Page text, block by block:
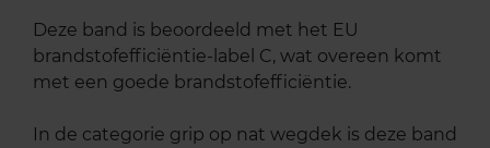
Deze band is beoordeeld met het EU
brandstofefficiëntie-label C, wat overeen komt
met een goede brandstofefficiëntie.
In de categorie grip op nat wegdek is deze band